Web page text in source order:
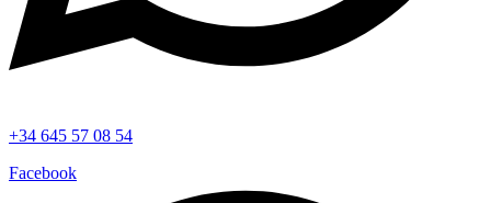
+34 645 57 08 54
Facebook